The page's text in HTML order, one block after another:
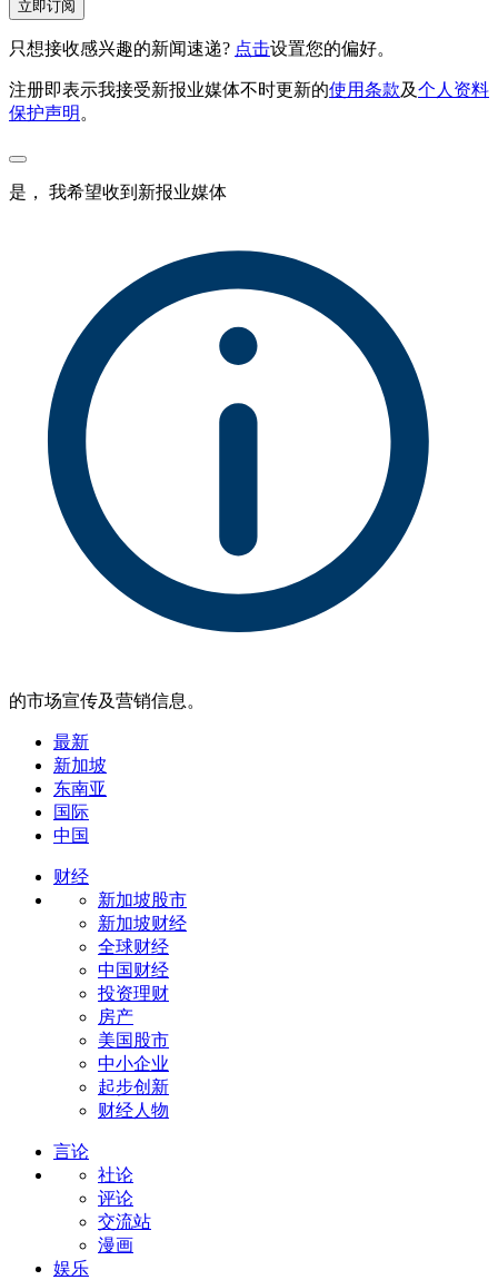
立即订阅
只想接收感兴趣的新闻速递? 点击设置您的偏好。
注册即表示我接受新报业媒体不时更新的使用条款及个人资料
保护声明 。
是， 我希望收到新报业媒体
的市场宣传及营销信息。
最新
新加坡
东南亚
国际
中国
财经
新加坡股市
新加坡财经
全球财经
中国财经
投资理财
房产
美国股市
中小企业
起步创新
财经人物
言论
社论
评论
交流站
漫画
娱乐